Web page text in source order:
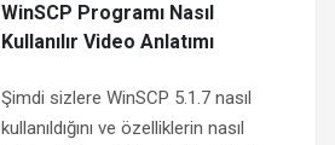
WinSCP Programı Nasıl
Kullanılır Video Anlatımı
Şimdi sizlere WinSCP 5.1.7 nasıl
kullanıldığını ve özelliklerin nasıl